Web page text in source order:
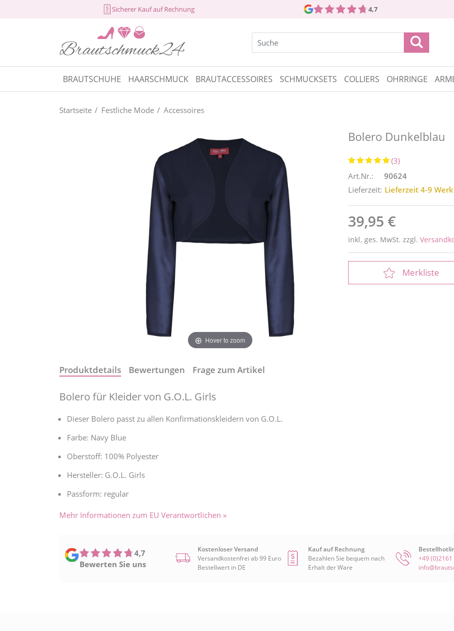
Sicherer Kauf auf Rechnung 4,7
BRAUTSCHUHE HAARSCHMUCK BRAUTACCESSOIRES SCHMUCKSETS COLLIERS OHRRINGE
Startseite Festliche Mode Accessoires
Hover to zoom
Bolero Dunkelblau
(3)
Art.Nr.:
90624
Lieferzeit: Lieferzeit 4-9
39,95 €
inkl. ges. MwSt. zzgl.
Merkliste
Produktdetails Bewertungen Frage zum Artikel
Bolero für Kleider von G.O.L. Girls
Dieser Bolero passt zu allen Konfirmationskleidern von G.O.L.
Farbe: Navy Blue
Oberstoff: 100% Polyester
Hersteller: G.O.L. Girls
Passform: regular
Mehr Informationen zum EU Verantwortlichen »
4,7
Bewerten Sie uns
Kostenloser Versand
Versandkostenfrei ab 99 Euro
Bestellwert in DE
Kauf auf Rechnung
Bezahlen Sie bequem nach
Erhalt der Ware
+49 (0)2161